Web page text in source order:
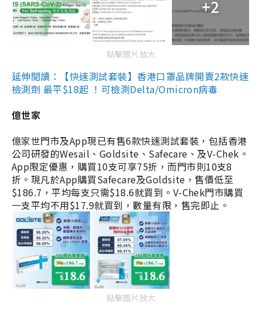
+2
點擊圖片放大
延伸閱讀：【快速測試套裝】香港口罩品牌開賣2款快速
檢測劑 最平$18起 ！可檢測Delta/Omicron病毒
億世家
億家世門市及App現已有售6款快速測試套裝，包括香港
公司研發的Wesail、Goldsite、Safecare、及V-Chek。
App限定優惠，購買10支可享75折，而門市則10支8
折。現凡於App購買Safecare及Goldsite，售價低至
$186.7，平均每支只需$18.6就買到。V-Chek門市購買
一支平均不用$17.9就買到，數量有限，售完即止。
點擊圖片放大